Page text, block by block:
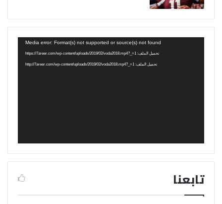
Media error: Format(s) not supported or source(s) not found
تحميل الملف: https://7areer.com/wp-content/uploads/2019/02/voda2018.mp4?_=1
تحميل الملف: http://7areer.com/wp-content/uploads/2019/02/voda2018.mp4?_=1
تابعنا